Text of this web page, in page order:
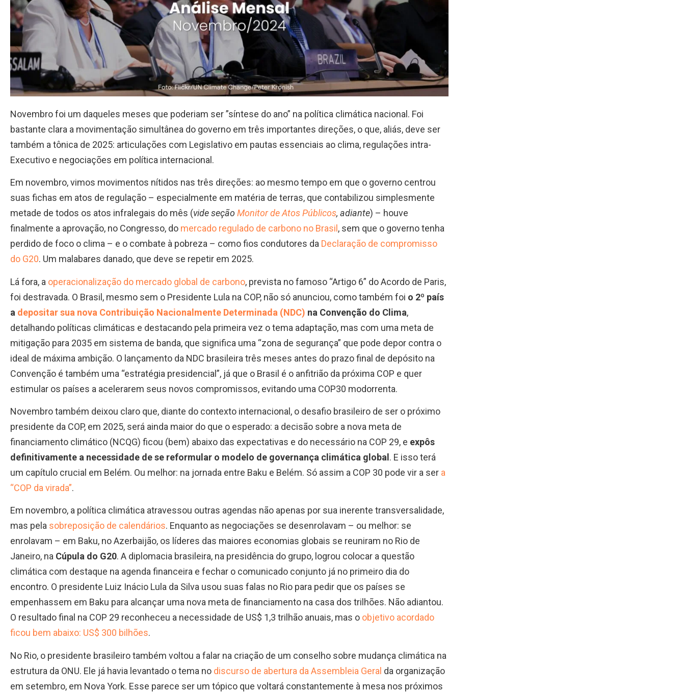
Novembro foi um daqueles meses que poderiam ser ”síntese do ano” na política climática nacional. Foi
bastante clara a movimentação simultânea do governo em três importantes direções, o que, aliás, deve ser
também a tônica de 2025: articulações com Legislativo em pautas essenciais ao clima, regulações intra-
Executivo e negociações em política internacional.
Em novembro, vimos movimentos nítidos nas três direções: ao mesmo tempo em que o governo centrou
suas fichas em atos de regulação – especialmente em matéria de terras, que contabilizou simplesmente
metade de todos os atos infralegais do mês (vide seção Monitor de Atos Públicos, adiante) – houve
finalmente a aprovação, no Congresso, do mercado regulado de carbono no Brasil , sem que o governo tenha
perdido de foco o clima – e o combate à pobreza – como fios condutores da Declaração de compromisso
do G20. Um malabares danado, que deve se repetir em 2025.
Lá fora, a operacionalização do mercado global de carbono, prevista no famoso “Artigo 6” do Acordo de Paris,
foi destravada. O Brasil, mesmo sem o Presidente Lula na COP, não só anunciou, como também foi o 2º país
a depositar sua nova Contribuição Nacionalmente Determinada (NDC) na Convenção do Clima,
detalhando políticas climáticas e destacando pela primeira vez o tema adaptação, mas com uma meta de
mitigação para 2035 em sistema de banda, que significa uma “zona de segurança” que pode depor contra o
ideal de máxima ambição. O lançamento da NDC brasileira três meses antes do prazo final de depósito na
Convenção é também uma “estratégia presidencial”, já que o Brasil é o anfitrião da próxima COP e quer
estimular os países a acelerarem seus novos compromissos, evitando uma COP30 modorrenta.
Novembro também deixou claro que, diante do contexto internacional, o desafio brasileiro de ser o próximo
presidente da COP, em 2025, será ainda maior do que o esperado: a decisão sobre a nova meta de
financiamento climático (NCQG) ficou (bem) abaixo das expectativas e do necessário na COP 29, e expôs
definitivamente a necessidade de se reformular o modelo de governança climática global . E isso terá
um capítulo crucial em Belém. Ou melhor: na jornada entre Baku e Belém. Só assim a COP 30 pode vir a ser a
“COP da virada”.
Em novembro, a política climática atravessou outras agendas não apenas por sua inerente transversalidade,
mas pela sobreposição de calendários. Enquanto as negociações se desenrolavam – ou melhor: se
enrolavam – em Baku, no Azerbaijão, os líderes das maiores economias globais se reuniram no Rio de
Janeiro, na Cúpula do G20. A diplomacia brasileira, na presidência do grupo, logrou colocar a questão
climática com destaque na agenda financeira e fechar o comunicado conjunto já no primeiro dia do
encontro. O presidente Luiz Inácio Lula da Silva usou suas falas no Rio para pedir que os países se
empenhassem em Baku para alcançar uma nova meta de financiamento na casa dos trilhões. Não adiantou.
O resultado final na COP 29 reconheceu a necessidade de US$ 1,3 trilhão anuais, mas o objetivo acordado
ficou bem abaixo: US$ 300 bilhões.
No Rio, o presidente brasileiro também voltou a falar na criação de um conselho sobre mudança climática na
estrutura da ONU. Ele já havia levantado o tema no discurso de abertura da Assembleia Geral da organização
em setembro, em Nova York. Esse parece ser um tópico que voltará constantemente à mesa nos próximos